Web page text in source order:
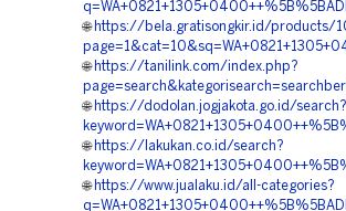
🌐 https://bela.gratisongkir.id/products/
🌐 https://tanilink.com/index.php?
🌐 https://dodolan.jogjakota.go.id/search?
🌐 https://lakukan.co.id/search?
🌐 https://www.jualaku.id/all-categories?